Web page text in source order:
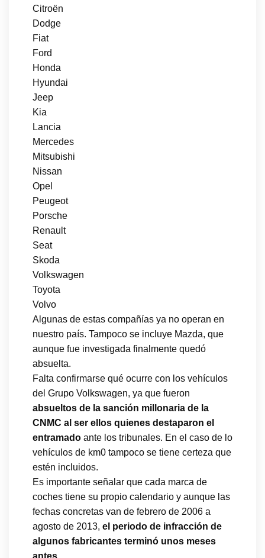
Citroën
Dodge
Fiat
Ford
Honda
Hyundai
Jeep
Kia
Lancia
Mercedes
Mitsubishi
Nissan
Opel
Peugeot
Porsche
Renault
Seat
Skoda
Volkswagen
Toyota
Volvo
Algunas de estas compañías ya no operan en
nuestro país. Tampoco se incluye Mazda, que
aunque fue investigada finalmente quedó
absuelta.
Falta confirmarse qué ocurre con los vehículos
del Grupo Volkswagen, ya que fueron
absueltos de la sanción millonaria de la
CNMC al ser ellos quienes destaparon el
entramado ante los tribunales. En el caso de lo
vehículos de km0 tampoco se tiene certeza que
estén incluidos.
Es importante señalar que cada marca de
coches tiene su propio calendario y aunque las
fechas concretas van de febrero de 2006 a
agosto de 2013, el periodo de infracción de
algunos fabricantes terminó unos meses
antes